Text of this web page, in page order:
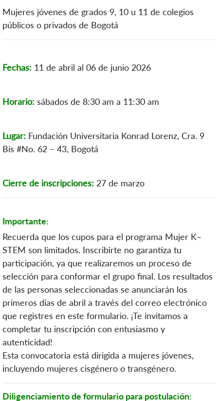
Mujeres jóvenes de grados 9, 10 u 11 de colegios
públicos o privados de Bogotá
Fechas: 11 de abril al 06 de junio 2026
Horario: sábados de 8:30 am a 11:30 am
Lugar: Fundación Universitaria Konrad Lorenz, Cra. 9
Bis #No. 62 – 43, Bogotá
Cierre de inscripciones: 27 de marzo
Importante:
Recuerda que los cupos para el programa Mujer K–
STEM son limitados. Inscribirte no garantiza tu
participación, ya que realizaremos un proceso de
selección para conformar el grupo final. Los resultados
de las personas seleccionadas se anunciarán los
primeros días de abril a través del correo electrónico
que registres en este formulario. ¡Te invitamos a
completar tu inscripción con entusiasmo y
autenticidad!
Esta convocatoria está dirigida a mujeres jóvenes,
incluyendo mujeres cisgénero o transgénero.
Diligenciamiento de formulario para postulación: